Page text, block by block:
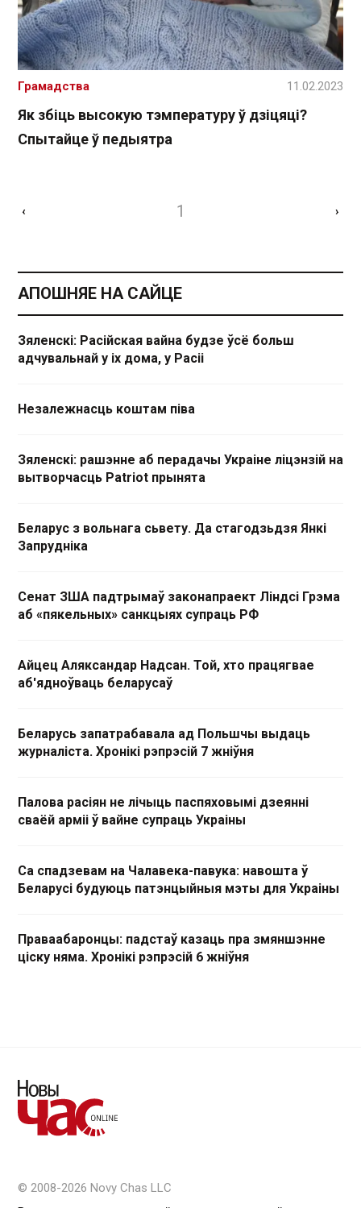
Як збіць высокую тэмпературу ў дзіцяці?
Спытайце ў педыятра
Грамадства 11.02.2023
‹ 1 ›
АПОШНЯЕ НА САЙЦЕ
Зяленскі: Расійская вайна будзе ўсё больш
адчувальнай у іх дома, у Расіі
Незалежнасць коштам піва
Зяленскі: рашэнне аб перадачы Украіне ліцэнзій на
вытворчасць Patriot прынята
Беларус з вольнага сьвету. Да стагодзьдзя Янкі
Запрудніка
Сенат ЗША падтрымаў законапраект Ліндсі Грэма
аб «пякельных» санкцыях супраць РФ
Айцец Аляксандар Надсан. Той, хто працягвае
аб'ядноўваць беларусаў
Беларусь запатрабавала ад Польшчы выдаць
журналіста. Хронікі рэпрэсій 7 жніўня
Палова расіян не лічыць паспяховымі дзеянні
сваёй арміі ў вайне супраць Украіны
Са спадзевам на Чалавека-павука: навошта ў
Беларусі будуюць патэнцыйныя мэты для Украіны
Праваабаронцы: падстаў казаць пра змяншэнне
ціску няма. Хронікі рэпрэсій 6 жніўня
© 2008-2026 Novy Chas LLC